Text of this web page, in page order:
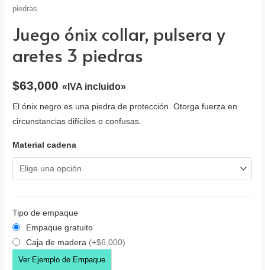
piedras
Juego ónix collar, pulsera y
aretes 3 piedras
$63,000 «IVA incluido»
El ónix negro es una piedra de protección. Otorga fuerza en
circunstancias difíciles o confusas.
Material cadena
Tipo de empaque
Empaque gratuito
Caja de madera (+$6,000)
Ver Ejemplo de Empaque